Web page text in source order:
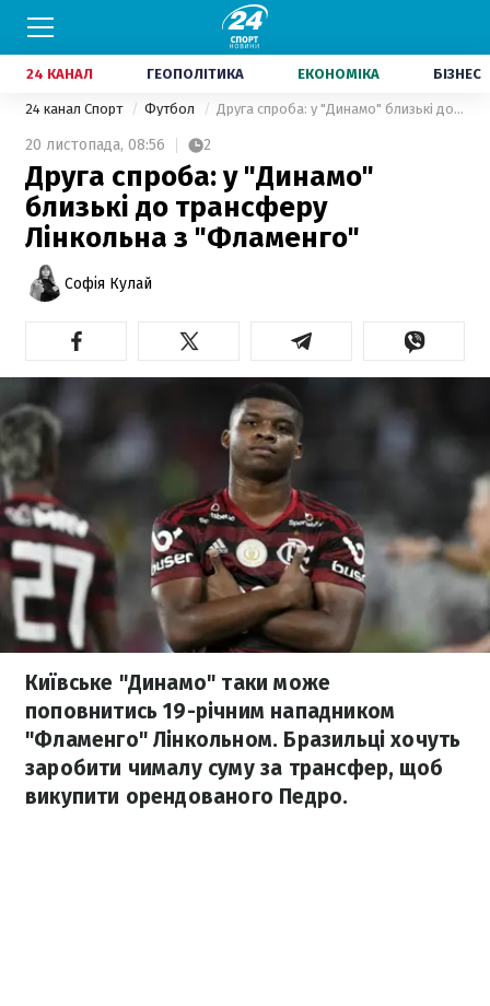
24 КАНАЛ ГЕОПОЛІТИКА ЕКОНОМІКА БІЗНЕС
24 канал Спорт Футбол Друга спроба: у "Динамо" близькі до трансферу Лінкольна з "Фламенго"
20 листопада, 08:56 2
Друга спроба: у "Динамо"
близькі до трансферу
Лінкольна з "Фламенго"
Софія Кулай
Київське "Динамо" таки може
поповнитись 19-річним нападником
"Фламенго" Лінкольном. Бразильці хочуть
заробити чималу суму за трансфер, щоб
викупити орендованого Педро.